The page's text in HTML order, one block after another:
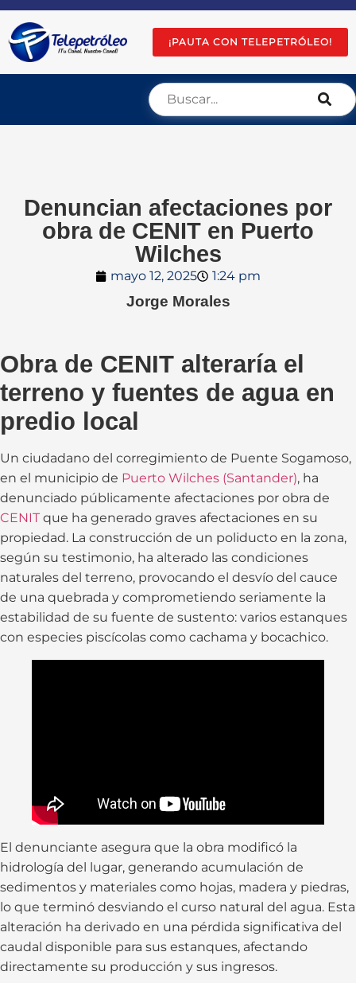
¡PAUTA CON TELEPETRÓLEO!
Denuncian afectaciones por
obra de CENIT en Puerto
Wilches
mayo 12, 2025 1:24 pm
Jorge Morales
Obra de CENIT alteraría el
terreno y fuentes de agua en
predio local
Un ciudadano del corregimiento de Puente Sogamoso,
en el municipio de Puerto Wilches (Santander), ha
denunciado públicamente afectaciones por obra de
CENIT que ha generado graves afectaciones en su
propiedad. La construcción de un poliducto en la zona,
según su testimonio, ha alterado las condiciones
naturales del terreno, provocando el desvío del cauce
de una quebrada y comprometiendo seriamente la
estabilidad de su fuente de sustento: varios estanques
con especies piscícolas como cachama y bocachico.
El denunciante asegura que la obra modificó la
hidrología del lugar, generando acumulación de
sedimentos y materiales como hojas, madera y piedras,
lo que terminó desviando el curso natural del agua. Esta
alteración ha derivado en una pérdida significativa del
caudal disponible para sus estanques, afectando
directamente su producción y sus ingresos.